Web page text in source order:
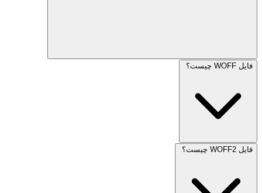
فایل WOFF چیست؟
فایل WOFF2 چیست؟